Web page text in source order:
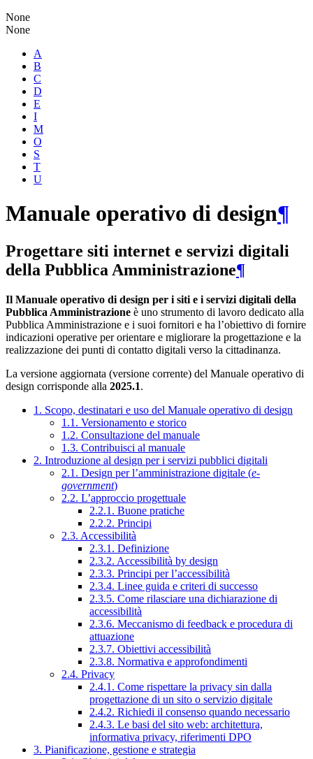
None
None
A
B
C
D
E
I
M
O
S
T
U
Manuale operativo di design¶
Progettare siti internet e servizi digitali
della Pubblica Amministrazione¶
Il Manuale operativo di design per i siti e i servizi digitali della
Pubblica Amministrazione è uno strumento di lavoro dedicato alla
Pubblica Amministrazione e i suoi fornitori e ha l’obiettivo di fornire
indicazioni operative per orientare e migliorare la progettazione e la
realizzazione dei punti di contatto digitali verso la cittadinanza.
La versione aggiornata (versione corrente) del Manuale operativo di
design corrisponde alla 2025.1.
1. Scopo, destinatari e uso del Manuale operativo di design
1.1. Versionamento e storico
1.2. Consultazione del manuale
1.3. Contribuisci al manuale
2. Introduzione al design per i servizi pubblici digitali
2.1. Design per l’amministrazione digitale (e-
government)
2.2. L’approccio progettuale
2.2.1. Buone pratiche
2.2.2. Principi
2.3. Accessibilità
2.3.1. Definizione
2.3.2. Accessibilità by design
2.3.3. Principi per l’accessibilità
2.3.4. Linee guida e criteri di successo
2.3.5. Come rilasciare una dichiarazione di
accessibilità
2.3.6. Meccanismo di feedback e procedura di
attuazione
2.3.7. Obiettivi accessibilità
2.3.8. Normativa e approfondimenti
2.4. Privacy
2.4.1. Come rispettare la privacy sin dalla
progettazione di un sito o servizio digitale
2.4.2. Richiedi il consenso quando necessario
2.4.3. Le basi del sito web: architettura,
informativa privacy, riferimenti DPO
3. Pianificazione, gestione e strategia